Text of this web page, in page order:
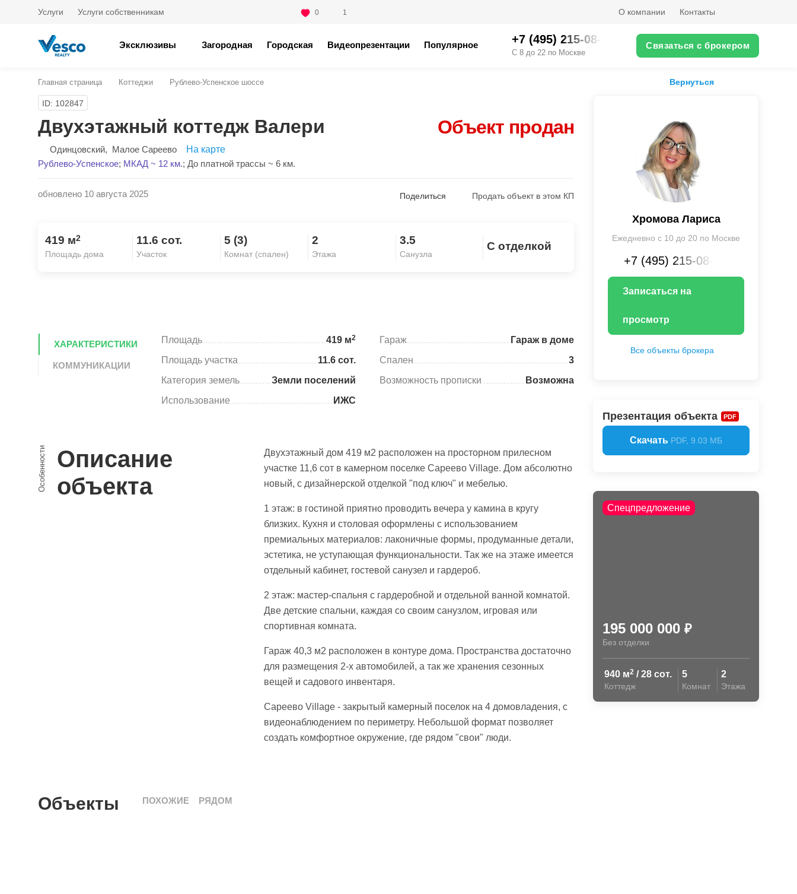
Услуги Услуги собственникам 0 1 О компании Контакты
Эксклюзивы Загородная Городская Видеопрезентации Популярное +7 (495) 215-08-XX
С 8 до 22 по Москве
Связаться с брокером
Главная страница Коттеджи Рублево-Успенское шоссе Вернуться
ID: 102847
Двухэтажный коттедж Валери Объект продан
Одинцовский, Малое Сареево
На карте
Рублево-Успенское; МКАД ~ 12 км.; До платной трассы ~ 6 км.
обновлено 10 августа 2025 Поделиться
Скопировать ссылку
Продать объект в этом КП
419 м2
Площадь дома
11.6 сот.
Участок
5 (3)
Комнат (спален)
2
Этажа
3.5
Санузла
С отделкой
ХАРАКТЕРИСТИКИ
КОММУНИКАЦИИ
Площадь 419 м2
Площадь участка
11.6 сот.
Категория земель
Земли поселений
Использование
ИЖС
Гараж
Гараж в доме
Спален
3
Возможность прописки
Возможна
Особенности Описание
объекта
Двухэтажный дом 419 м2 расположен на просторном прилесном
участке 11,6 сот в камерном поселке Сареево Village. Дом абсолютно
новый, с дизайнерской отделкой "под ключ" и мебелью.
1 этаж: в гостиной приятно проводить вечера у камина в кругу
близких. Кухня и столовая оформлены с использованием
премиальных материалов: лаконичные формы, продуманные детали,
эстетика, не уступающая функциональности. Так же на этаже имеется
отдельный кабинет, гостевой санузел и гардероб.
2 этаж: мастер-спальня с гардеробной и отдельной ванной комнатой.
Две детские спальни, каждая со своим санузлом, игровая или
спортивная комната.
Гараж 40,3 м2 расположен в контуре дома. Пространства достаточно
для размещения 2-х автомобилей, а так же хранения сезонных
вещей и садового инвентаря.
Сареево Village - закрытый камерный поселок на 4 домовладения, с
видеонаблюдением по периметру. Небольшой формат позволяет
создать комфортное окружение, где рядом "свои" люди.
Хромова Лариса
Ежедневно с 10 до 20 по Москве
+7 (495) 215-08-XX
Записаться на
просмотр
Все объекты брокера
Презентация объекта PDF
Скачать PDF, 9.03 МБ
Спецпредложение
195 000 000 ₽
Без отделки
940 м2 / 28 сот.
Коттедж
5
Комнат
2
Этажа
Объекты ПОХОЖИЕ РЯДОМ